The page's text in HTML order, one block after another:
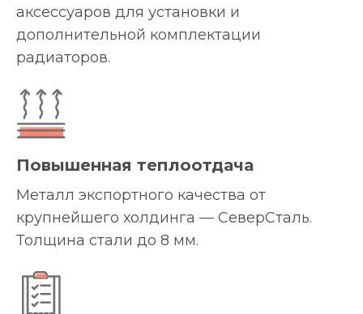
аксессуаров для установки и
дополнительной комплектации
радиаторов.
Повышенная теплоотдача
Металл экспортного качества от
крупнейшего холдинга — СеверСталь.
Толщина стали до 8 мм.